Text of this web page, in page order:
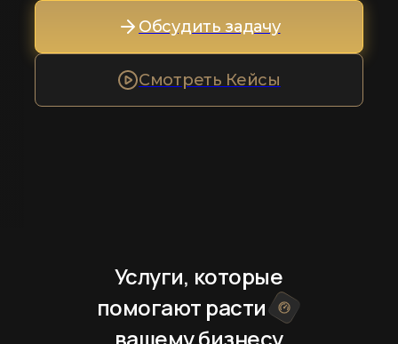
Обсудить задачу
Смотреть Кейсы
Услуги, которые
помогают расти